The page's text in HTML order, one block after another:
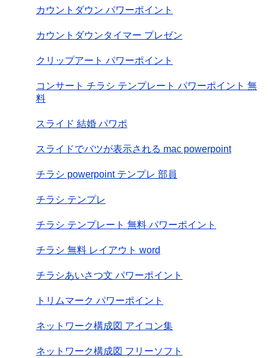
カウントダウン パワーポイント
カウントダウンタイマー プレゼン
クリップアート パワーポイント
コンサート チラシ テンプレート パワーポイント 無
料
スライド 結婚 パワポ
スライドでバツが表示される mac powerpoint
チラシ powerpoint テンプレ 部員
チラシ テンプレ
チラシ テンプレート 無料 パワーポイント
チラシ 無料 レイアウト word
チラシあいさつ文 パワーポイント
トリムマーク パワーポイント
ネットワーク構成図 アイコン集
ネットワーク構成図 フリーソフト